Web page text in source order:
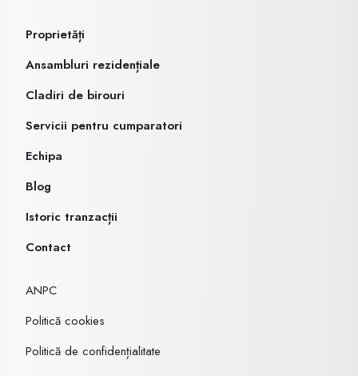
Proprietăți
Ansambluri rezidențiale
Cladiri de birouri
Servicii pentru cumparatori
Echipa
Blog
Istoric tranzacții
Contact
ANPC
Politică cookies
Politică de confidențialitate